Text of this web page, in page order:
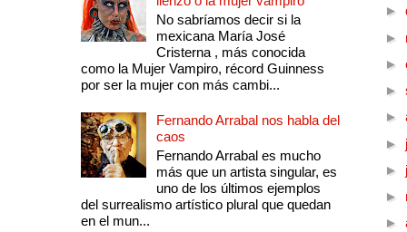
No sabríamos decir si la
mexicana María José
Cristerna , más conocida
como la Mujer Vampiro, récord Guinness
por ser la mujer con más cambi...
Fernando Arrabal nos habla del
caos
Fernando Arrabal es mucho
más que un artista singular, es
uno de los últimos ejemplos
del surrealismo artístico plural que quedan
en el mun...
►
►
►
►
►
►
►
►
►